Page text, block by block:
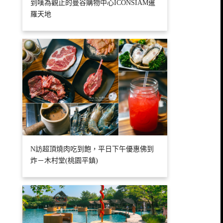
到嘆為觀止的曼谷購物中心ICONSIAM暹
羅天地
N訪超頂燒肉吃到飽，平日下午優惠佛到
炸－木村堂(桃園平鎮)